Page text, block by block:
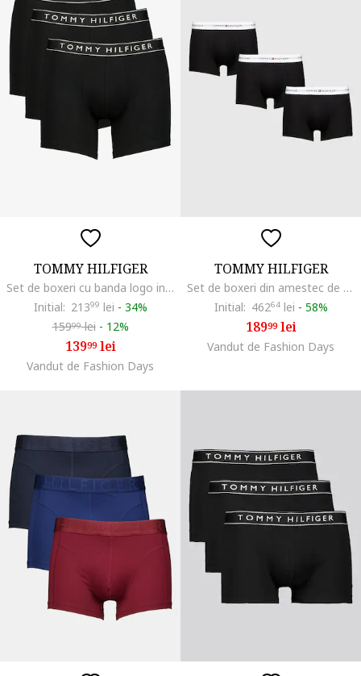
TOMMY HILFIGER
Set de boxeri cu banda logo in talie - 3 perechi, Negru antracit
Initial: 21399 lei - 34%
15999lei - 12%
13999lei
Vandut de Fashion Days
TOMMY HILFIGER
Set de boxeri din amestec de bumbac cu logo - 7 perechi, Alb/Negru stins
Initial: 46264lei - 58%
18999lei
Vandut de Fashion Days